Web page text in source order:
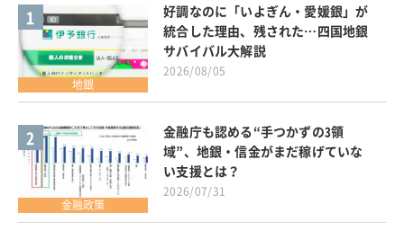
1
地銀
好調なのに「いよぎん・愛媛銀」が
統合した理由、残された…四国地銀
サバイバル大解説
2026/08/05
2
金融政策
金融庁も認める“手つかずの3領
域”、地銀・信金がまだ稼げていな
い支援とは？
2026/07/31